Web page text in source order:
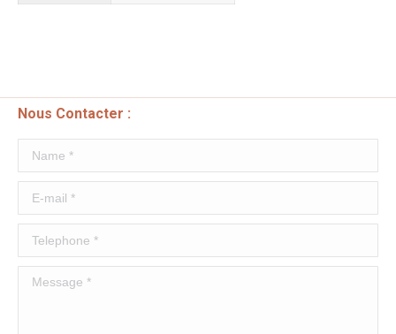
Nous Contacter :
Name *
E-mail *
Telephone *
Message *